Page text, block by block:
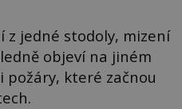
z jedné stodoly, mizení
objeví na jiném
požáry, které začnou